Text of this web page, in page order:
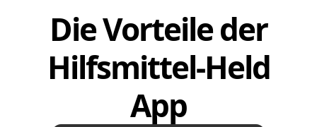
Die Vorteile der
Hilfsmittel-Held
App